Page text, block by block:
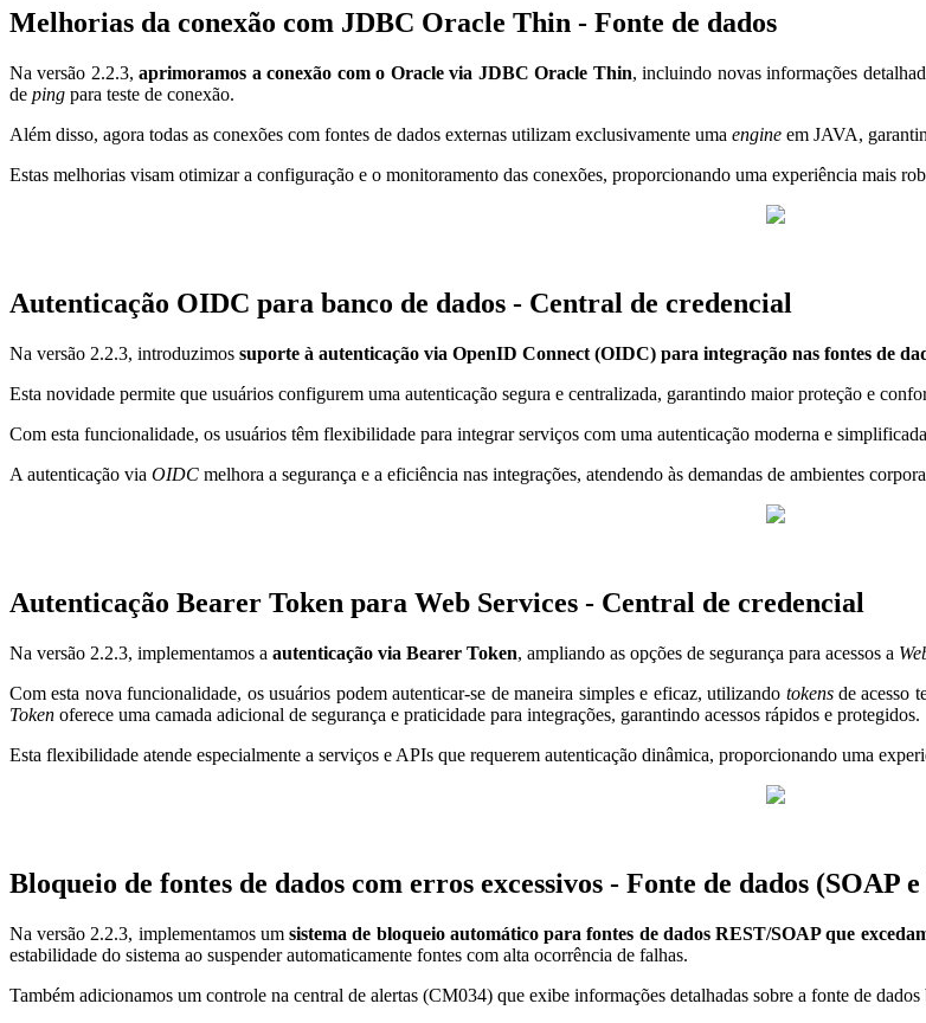
Melhorias da conexão com JDBC Oracle Thin - Fonte de dados
Na versão 2.2.3,aprimoramos a conexão com o Oracle via JDBC Oracle Thin, incluindo novas informações
de ping para teste de conexão.
Além disso, agora todas as conexões com fontes de dados externas utilizam exclusivamente uma engine em JAVA,
Estas melhorias visam otimizar a configuração e o monitoramento das conexões, proporcionando uma experiência mais
Autenticação OIDC para banco de dados - Central de credencial
Na versão 2.2.3, introduzimos suporte à autenticação via OpenID Connect (OIDC) para integração nas fontes de
Esta novidade permite que usuários configurem uma autenticação segura e centralizada, garantindo maior proteção e
Com esta funcionalidade, os usuários têm flexibilidade para integrar serviços com uma autenticação moderna e
A autenticação via OIDC melhora a segurança e a eficiência nas integrações, atendendo às demandas de ambientes
Autenticação Bearer Token para Web Services - Central de credencial
Na versão 2.2.3, implementamos a autenticação via Bearer Token, ampliando as opções de segurança para acessos a
Com esta nova funcionalidade, os usuários podem autenticar-se de maneira simples e eficaz, utilizando tokensde acesso
Token oferece uma camada adicional de segurança e praticidade para integrações, garantindo acessos rápidos e protegidos.
Esta flexibilidade atende especialmente a serviços e APIs que requerem autenticação dinâmica, proporcionando uma
Bloqueio de fontes de dados com erros excessivos - Fonte de dados (SOAP
Na versão 2.2.3, implementamos umsistema de bloqueio automático para fontes de dados REST/SOAP que
estabilidade do sistema ao suspender automaticamente fontes com alta ocorrência de falhas.
Também adicionamos um controle na central de alertas (CM034) que exibe informações detalhadas sobre a fonte de